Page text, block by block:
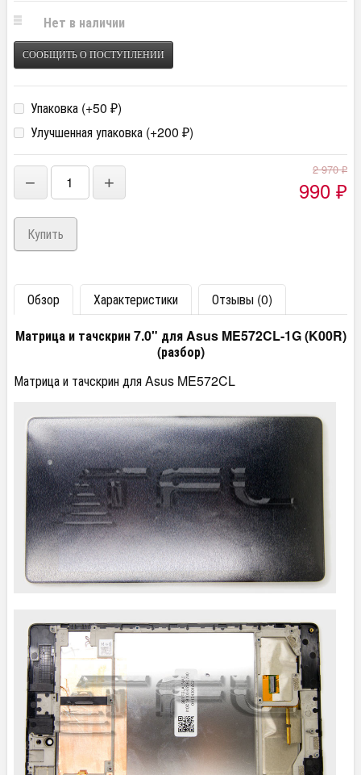
Нет в наличии
СООБЩИТЬ О ПОСТУПЛЕНИИ
Упаковка (+50 ₽)
Улучшенная упаковка (+200 ₽)
− +
2 970₽
990 ₽
Обзор Характеристики
Отзывы (0)
Матрица и тачскрин 7.0" для Asus ME572CL-1G (K00R)
(разбор)
Матрица и тачскрин для Asus ME572CL